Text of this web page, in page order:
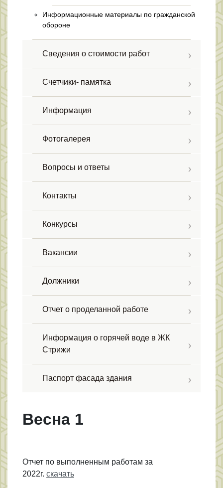
Информационные материалы по гражданской
обороне
Сведения о стоимости работ
Счетчики- памятка
Информация
Фотогалерея
Вопросы и ответы
Контакты
Конкурсы
Вакансии
Должники
Отчет о проделанной работе
Информация о горячей воде в ЖК
Стрижи
Паспорт фасада здания
Весна 1
Отчет по выполненным работам за
2022г. скачать